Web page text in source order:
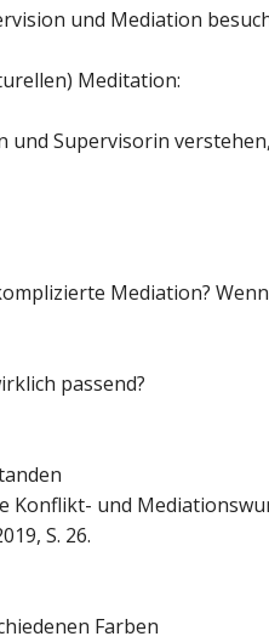
und Mediation
Meditation:
Supervisorin
Mediation?
passend?
Konflikt- und
S. 26.
Farben